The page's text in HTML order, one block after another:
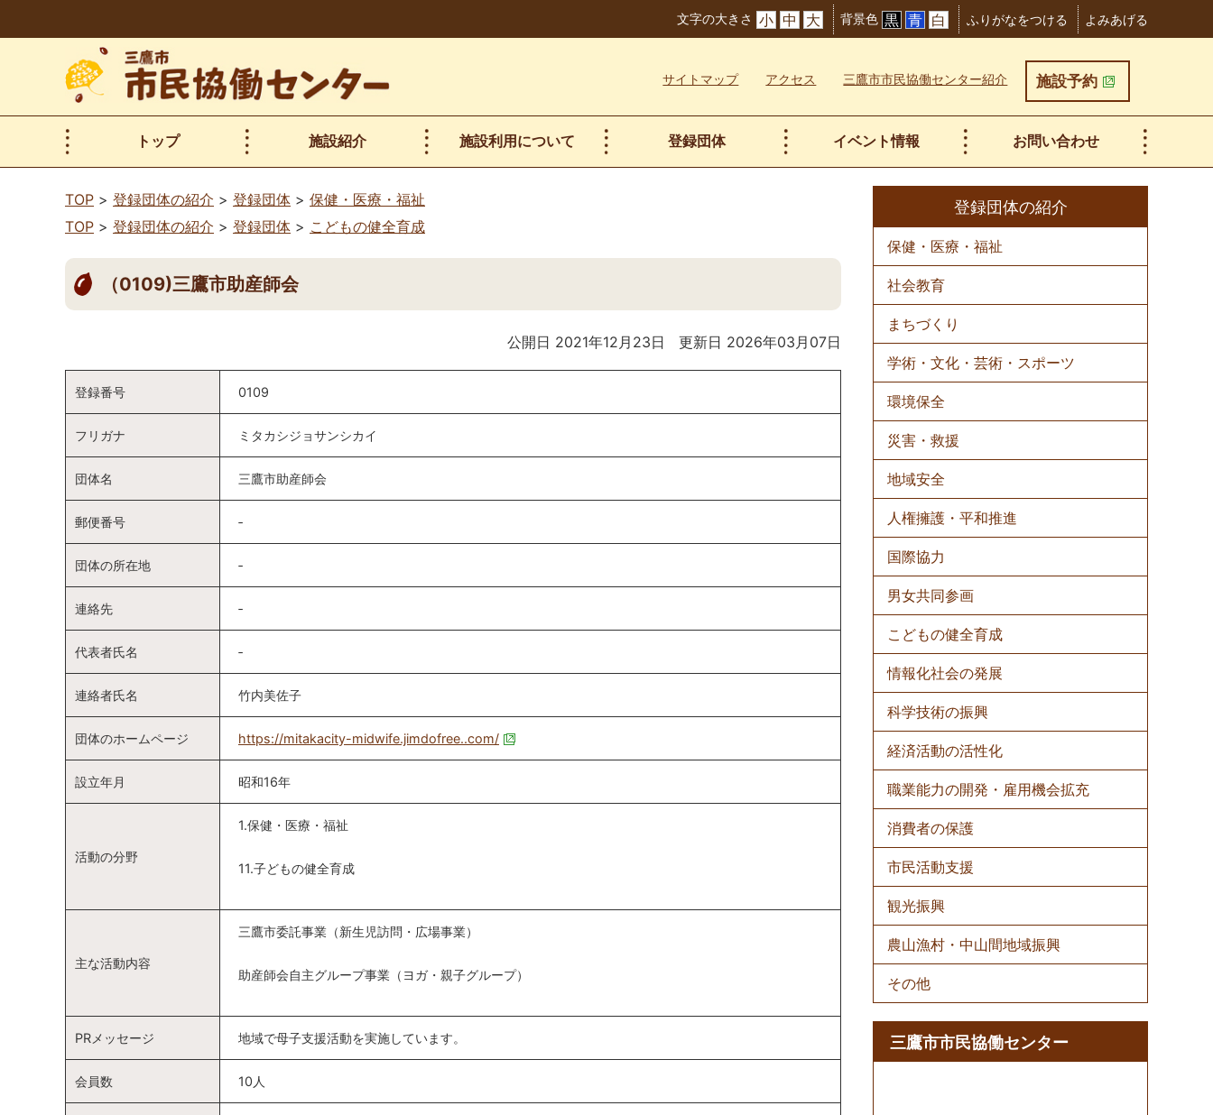
文
へ
移
動
文字の大きさ 小 中 大 背景色 黒 青 白 ふりがなをつける よみあげる
サイトマップ アクセス 三鷹市市民協働センター紹介 施設予約
トップ 施設紹介 施設利用について 登録団体 イベント情報 お問い合わせ
TOP 登録団体の紹介 登録団体
保健・医療・福祉
TOP
登録団体の紹介 登録団体 こどもの健全育成
（0109)三鷹市助産師会
公開日 2021年12月23日 更新日 2026年03月07日
登録番号 0109
フリガナ ミタカシジョサンシカイ
団体名 三鷹市助産師会
郵便番号 ‐
団体の所在地 ‐
連絡先 ‐
代表者氏名 ‐
連絡者氏名 竹内美佐子
団体のホームページ https://mitakacity-midwife.jimdofree..com/
設立年月 昭和16年
活動の分野
1.保健・医療・福祉
11.子どもの健全育成
主な活動内容
三鷹市委託事業（新生児訪問・広場事業）
助産師会自主グループ事業（ヨガ・親子グループ）
PRメッセージ 地域で母子支援活動を実施しています。
会員数 10人
登録団体の紹介
保健・医療・福祉
社会教育
まちづくり
学術・文化・芸術・スポーツ
環境保全
災害・救援
地域安全
人権擁護・平和推進
国際協力
男女共同参画
こどもの健全育成
情報化社会の発展
科学技術の振興
経済活動の活性化
職業能力の開発・雇用機会拡充
消費者の保護
市民活動支援
観光振興
農山漁村・中山間地域振興
その他
三鷹市市民協働センター